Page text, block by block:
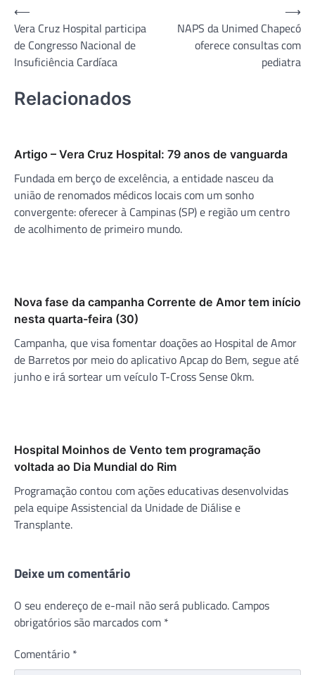
Navegação
de
Post
⟵
Vera Cruz Hospital participa
de Congresso Nacional de
Insuficiência Cardíaca
NAPS da Unimed Chapecó
oferece consultas com
pediatra
⟶
Relacionados
Artigo – Vera Cruz Hospital: 79 anos de vanguarda
Fundada em berço de excelência, a entidade nasceu da
união de renomados médicos locais com um sonho
convergente: oferecer à Campinas (SP) e região um centro
de acolhimento de primeiro mundo.
Nova fase da campanha Corrente de Amor tem início
nesta quarta-feira (30)
Campanha, que visa fomentar doações ao Hospital de Amor
de Barretos por meio do aplicativo Apcap do Bem, segue até
junho e irá sortear um veículo T-Cross Sense 0km.
Hospital Moinhos de Vento tem programação
voltada ao Dia Mundial do Rim
Programação contou com ações educativas desenvolvidas
pela equipe Assistencial da Unidade de Diálise e
Transplante.
Deixe um comentário
O seu endereço de e-mail não será publicado. Campos
obrigatórios são marcados com *
Comentário *